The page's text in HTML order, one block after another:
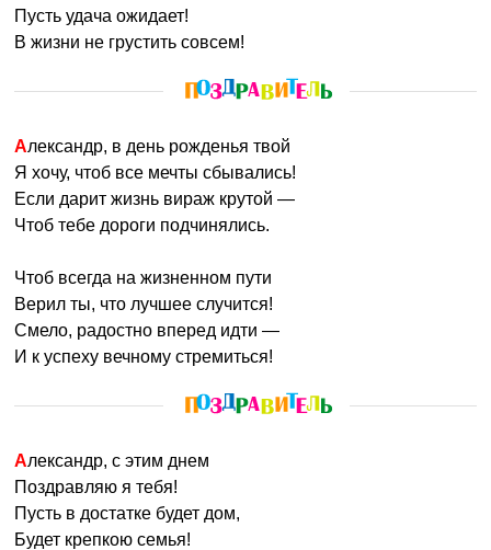
Пусть удача ожидает!
В жизни не грустить совсем!
Александр, в день рожденья твой
Я хочу, чтоб все мечты сбывались!
Если дарит жизнь вираж крутой —
Чтоб тебе дороги подчинялись.
Чтоб всегда на жизненном пути
Верил ты, что лучшее случится!
Смело, радостно вперед идти —
И к успеху вечному стремиться!
Александр, с этим днем
Поздравляю я тебя!
Пусть в достатке будет дом,
Будет крепкою семья!